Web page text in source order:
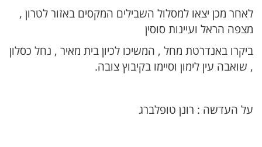
לאחר מכן יצאו למסלול השבילים המקסים באזור לטרון ,
מצפה הראל ועיינות סוסין
ביקרו באנדרטת מחל , המשיכו לכיון בית מאיר , נחל כסלון
, שואבה עין לימון וסיימו בקיבוץ צובה.
על העדשה : רונן טופלברג